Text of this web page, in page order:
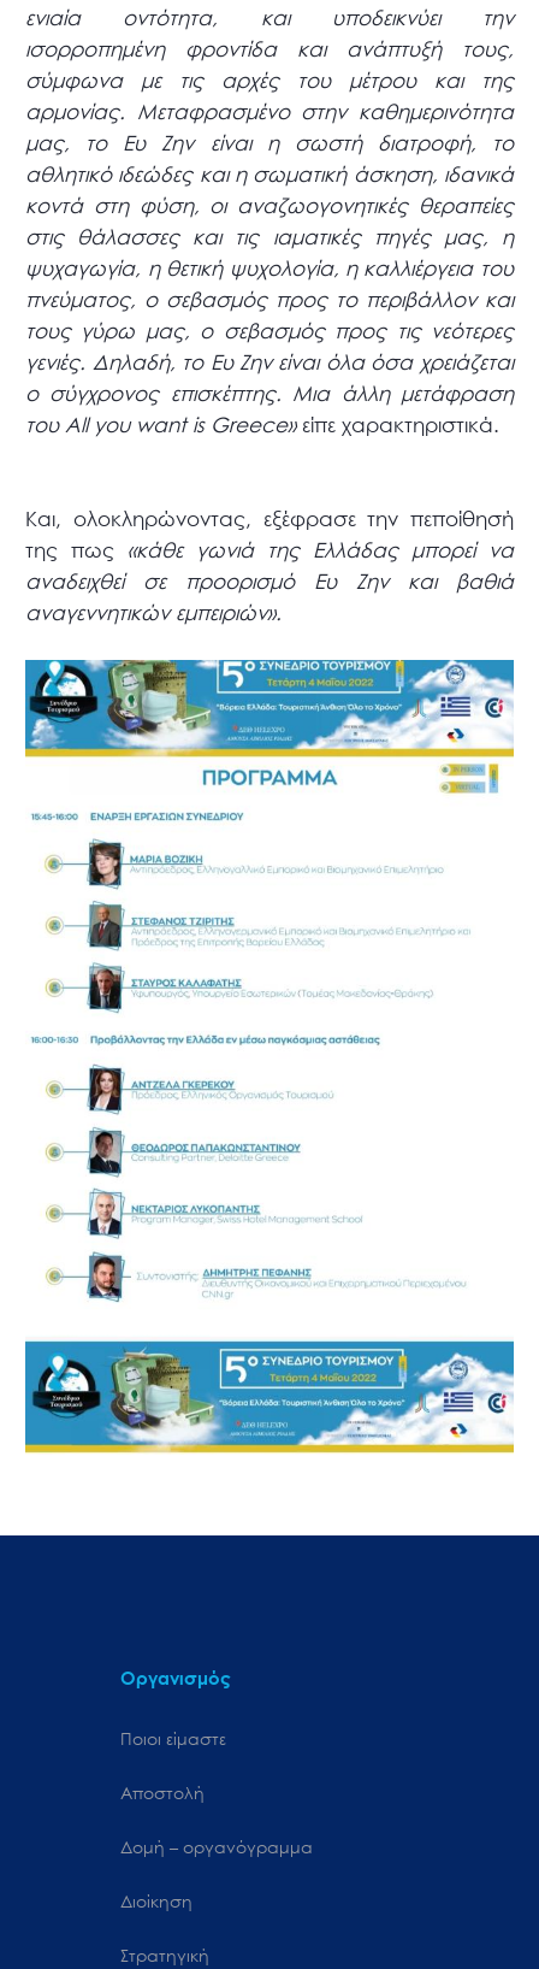
ενιαία οντότητα, και υποδεικνύει την
ισορροπημένη φροντίδα και ανάπτυξή τους,
σύμφωνα με τις αρχές του μέτρου και της
αρμονίας. Μεταφρασμένο στην καθημερινότητα
μας, το Eυ Zην είναι η σωστή διατροφή, το
αθλητικό ιδεώδες και η σωματική άσκηση, ιδανικά
κοντά στη φύση, οι αναζωογονητικές θεραπείες
στις θάλασσες και τις ιαματικές πηγές μας, η
ψυχαγωγία, η θετική ψυχολογία, η καλλιέργεια του
πνεύματος, ο σεβασμός προς το περιβάλλον και
τους γύρω μας, ο σεβασμός προς τις νεότερες
γενιές. Δηλαδή, το Ευ Ζην είναι όλα όσα χρειάζεται
ο σύγχρονος επισκέπτης. Μια άλλη μετάφραση
του All you want is Greece» είπε χαρακτηριστικά.
Και, ολοκληρώνοντας, εξέφρασε την πεποίθησή
της πως «κάθε γωνιά της Ελλάδας μπορεί να
αναδειχθεί σε προορισμό Ευ Ζην και βαθιά
αναγεννητικών εμπειριών».
Οργανισμός
Ποιοι είμαστε
Αποστολή
Δομή – οργανόγραμμα
Διοίκηση
Στρατηγική